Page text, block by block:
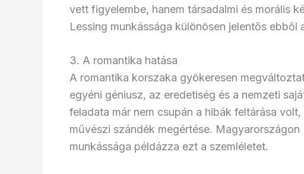
vett figyelembe, hanem társadalmi és morális
Lessing munkássága különösen jelentős ebből
3. A romantika hatása
A romantika korszaka gyökeresen
egyéni géniusz, az eredetiség és a nemzeti
feladata már nem csupán a hibák feltárása
művészi szándék megértése.
munkássága példázza ezt a szemléletet.